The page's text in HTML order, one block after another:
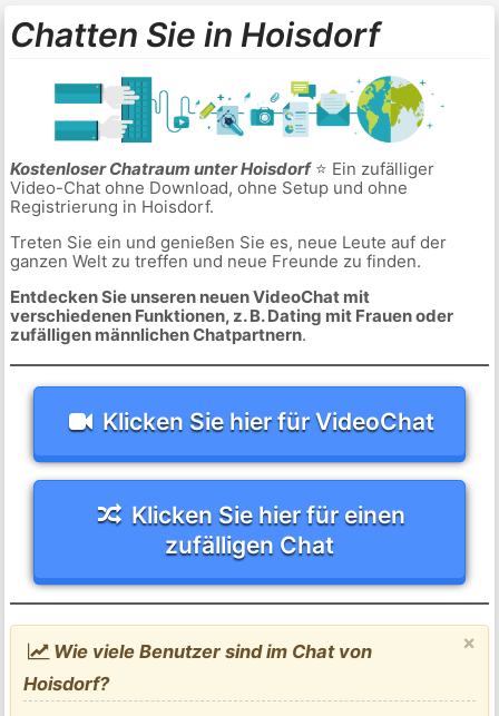
Chatten Sie in Hoisdorf
Kostenloser Chatraum unter Hoisdorf⭐ Ein zufälliger
Video-Chat ohne Download, ohne Setup und ohne
Registrierung in Hoisdorf.
Treten Sie ein und genießen Sie es, neue Leute auf der
ganzen Welt zu treffen und neue Freunde zu finden.
Entdecken Sie unseren neuen VideoChat mit
verschiedenen Funktionen, z. B. Dating mit Frauen oder
zufälligen männlichen Chatpartnern.
Klicken Sie hier für VideoChat
Klicken Sie hier für einen
zufälligen Chat
×
Wie viele Benutzer sind im Chat von
Hoisdorf?